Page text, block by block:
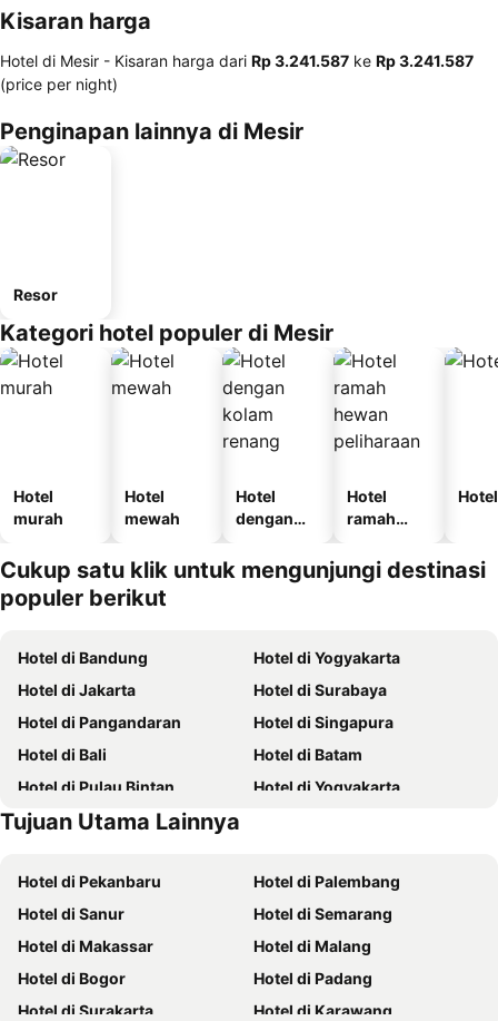
Kisaran harga
Hotel di Mesir - Kisaran harga dari ‎Rp 3.241.587 ke ‎Rp 3.241.587
(price per night)
Penginapan lainnya di Mesir
Resor
Kategori hotel populer di Mesir
Hotel
murah
Hotel
mewah
Hotel
dengan
renang
Hotel
ramah
peliharaan
Cukup satu klik untuk mengunjungi destinasi
populer berikut
Hotel di Bandung
Hotel di Yogyakarta
Hotel di Jakarta
Hotel di Surabaya
Hotel di Pangandaran
Hotel di Singapura
Hotel di Bali
Hotel di Batam
Hotel di Pulau Bintan
Hotel di Yogyakarta
Hotel di Pulau Samosir
Tujuan Utama Lainnya
Hotel di Pekanbaru
Hotel di Palembang
Hotel di Sanur
Hotel di Semarang
Hotel di Makassar
Hotel di Malang
Hotel di Bogor
Hotel di Padang
Hotel di Surakarta
Hotel di Karawang